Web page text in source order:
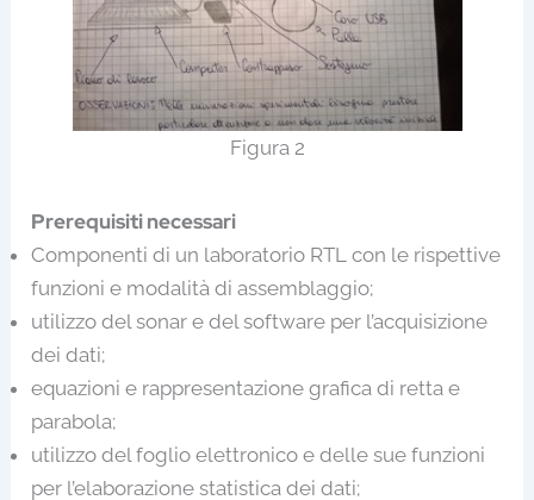
Figura 2
Prerequisiti necessari
Componenti di un laboratorio RTL con le rispettive
funzioni e modalità di assemblaggio;
utilizzo del sonar e del software per l’acquisizione
dei dati;
equazioni e rappresentazione grafica di retta e
parabola;
utilizzo del foglio elettronico e delle sue funzioni
per l’elaborazione statistica dei dati;